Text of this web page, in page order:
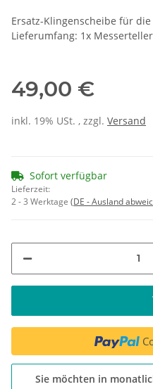
Ersatz-Klingenscheibe für die
Lieferumfang: 1x
49,00 €
inkl. 19% USt. , zzgl. Versand
Sofort verfügbar
Lieferzeit:
2 - 3 Werktage (DE - Ausland
Sie möchten in